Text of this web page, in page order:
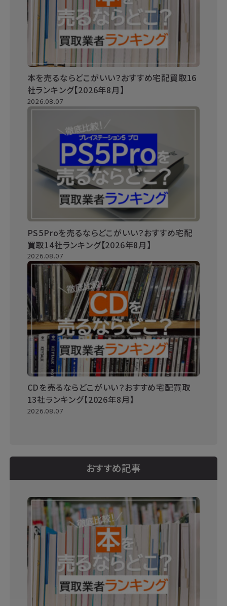
本を売るならどこがいい？おすすめ宅配買取16
社ランキング【2026年8月】
2026.08.07
PS5Proを売るならどこがいい？おすすめ宅配
買取14社ランキング【2026年8月】
2026.08.07
CDを売るならどこがいい？おすすめ宅配買取
13社ランキング【2026年8月】
2026.08.07
おすすめ記事